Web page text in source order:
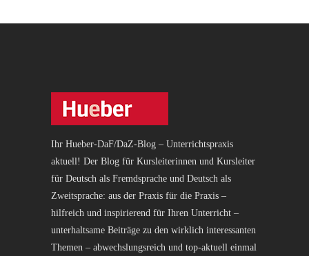
Ihr Hueber-DaF/DaZ-Blog – Unterrichtspraxis
aktuell! Der Blog für Kursleiterinnen und Kursleiter
für Deutsch als Fremdsprache und Deutsch als
Zweitsprache: aus der Praxis für die Praxis –
hilfreich und inspirierend für Ihren Unterricht –
unterhaltsame Beiträge zu den wirklich interessanten
Themen – abwechslungsreich und top-aktuell einmal